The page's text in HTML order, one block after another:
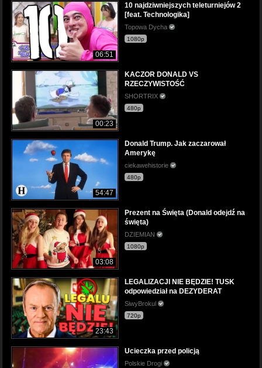
06:51
10 najdziwniejszych teleturniejów 2
[feat. Technologika]
Topowa Dycha
1080p
00:23
KACZOR DONALD VS
RZECZYWISTOŚĆ
SHORTRIX
480p
54:47
Donald Trump. Jak zaczarował
Amerykę
ciekawehistorie
480p
03:08
Prezent na Święta (Donald odejdź na
święta)
DZIEMIAN
1080p
23:43
LEGALIZACJI NIE BĘDZIE! TUSK
odpowiedział na DEZYDERAT
SiwyBrokul
720p
Ucieczka przed policją
Polskie Drogi